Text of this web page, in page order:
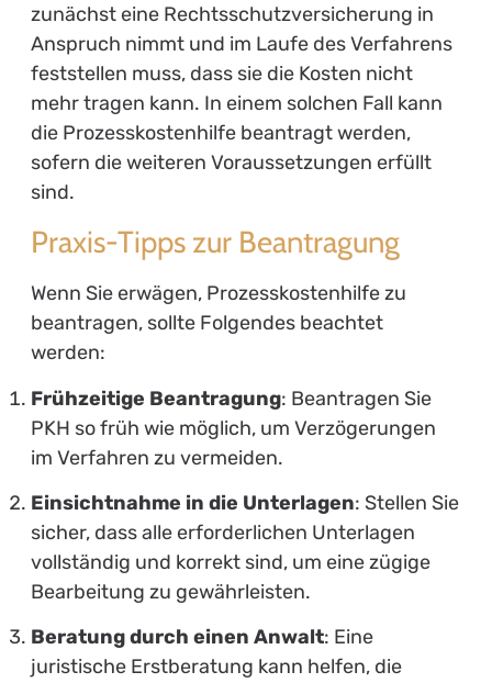
zunächst eine Rechtsschutzversicherung in
Anspruch nimmt und im Laufe des Verfahrens
feststellen muss, dass sie die Kosten nicht
mehr tragen kann. In einem solchen Fall kann
die Prozesskostenhilfe beantragt werden,
sofern die weiteren Voraussetzungen erfüllt
sind.
Praxis-Tipps zur Beantragung
Wenn Sie erwägen, Prozesskostenhilfe zu
beantragen, sollte Folgendes beachtet
werden:
Frühzeitige Beantragung: Beantragen Sie
PKH so früh wie möglich, um Verzögerungen
im Verfahren zu vermeiden.
Einsichtnahme in die Unterlagen: Stellen Sie
sicher, dass alle erforderlichen Unterlagen
vollständig und korrekt sind, um eine zügige
Bearbeitung zu gewährleisten.
Beratung durch einen Anwalt: Eine
juristische Erstberatung kann helfen, die